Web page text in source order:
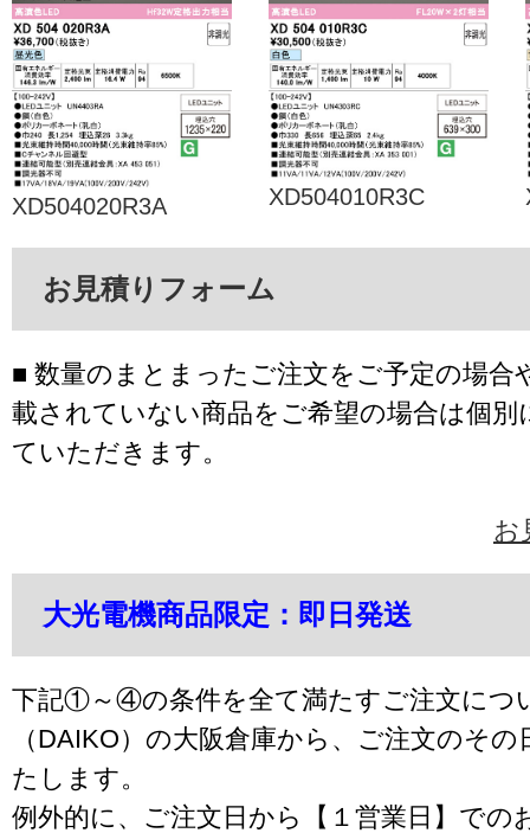
XD504020R3A XD504010R3C
お見積りフォーム
■ 数量のまとまったご注文をご予定の場合
載されていない商品をご希望の場合は個別
ていただきます。
お
大光電機商品限定：即日発送
下記①～④の条件を全て満たすご注文につ
（DAIKO）の大阪倉庫から、ご注文のそ
たします。
例外的に、ご注文日から【１営業日】での